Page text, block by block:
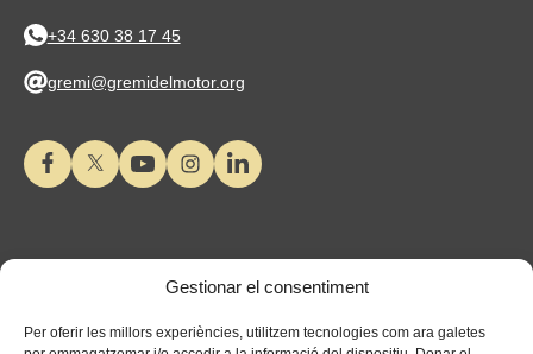
Gestionar el consentiment
Per oferir les millors experiències, utilitzem tecnologies com ara galetes
+34 630 38 17 45
gremi@gremidelmotor.org